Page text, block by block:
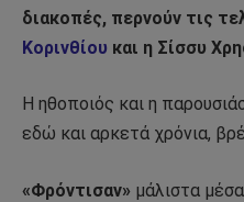
διακοπές, περνούν τις
Κορινθίου και η Σίσσυ
Η ηθοποιός και η
εδώ και αρκετά χρόνια,
«Φρόντισαν» μάλιστα